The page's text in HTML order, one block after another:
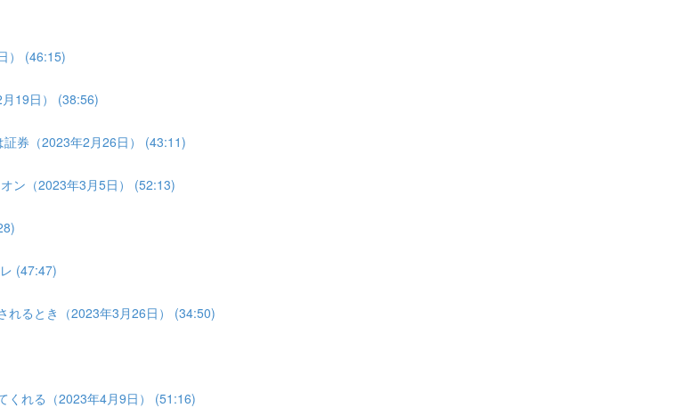
） (46:15)
19日） (38:56)
券（2023年2月26日） (43:11)
ン（2023年3月5日） (52:13)
(47:47)
るとき（2023年3月26日） (34:50)
くれる（2023年4月9日） (51:16)